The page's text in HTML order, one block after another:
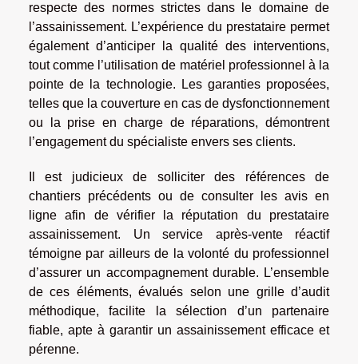
respecte des normes strictes dans le domaine de
l’assainissement. L’expérience du prestataire permet
également d’anticiper la qualité des interventions,
tout comme l’utilisation de matériel professionnel à la
pointe de la technologie. Les garanties proposées,
telles que la couverture en cas de dysfonctionnement
ou la prise en charge de réparations, démontrent
l’engagement du spécialiste envers ses clients.
Il est judicieux de solliciter des références de
chantiers précédents ou de consulter les avis en
ligne afin de vérifier la réputation du prestataire
assainissement. Un service après-vente réactif
témoigne par ailleurs de la volonté du professionnel
d’assurer un accompagnement durable. L’ensemble
de ces éléments, évalués selon une grille d’audit
méthodique, facilite la sélection d’un partenaire
fiable, apte à garantir un assainissement efficace et
pérenne.